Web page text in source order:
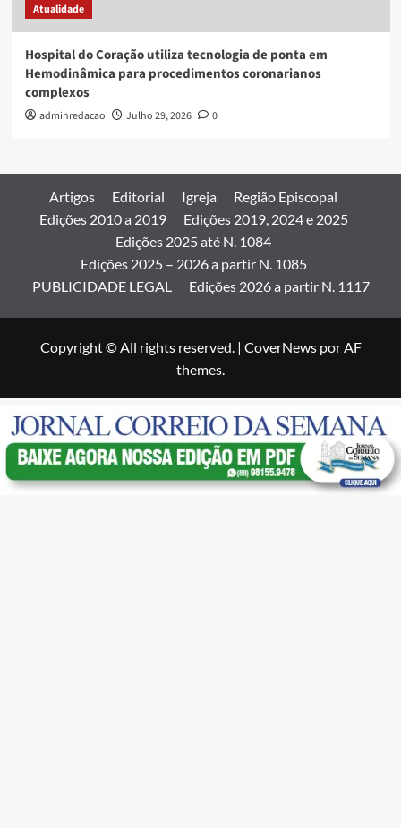
Atualidade
Hospital do Coração utiliza tecnologia de ponta em
Hemodinâmica para procedimentos coronarianos
complexos
adminredacao Julho 29, 2026 0
Artigos Editorial Igreja
Região Episcopal
Edições 2010 a 2019
Edições 2019, 2024 e 2025
Edições 2025 até N. 1084
Edições 2025 – 2026 a partir N. 1085
PUBLICIDADE LEGAL
Edições 2026 a partir N. 1117
Copyright © All rights reserved. | CoverNewspor AF
themes.